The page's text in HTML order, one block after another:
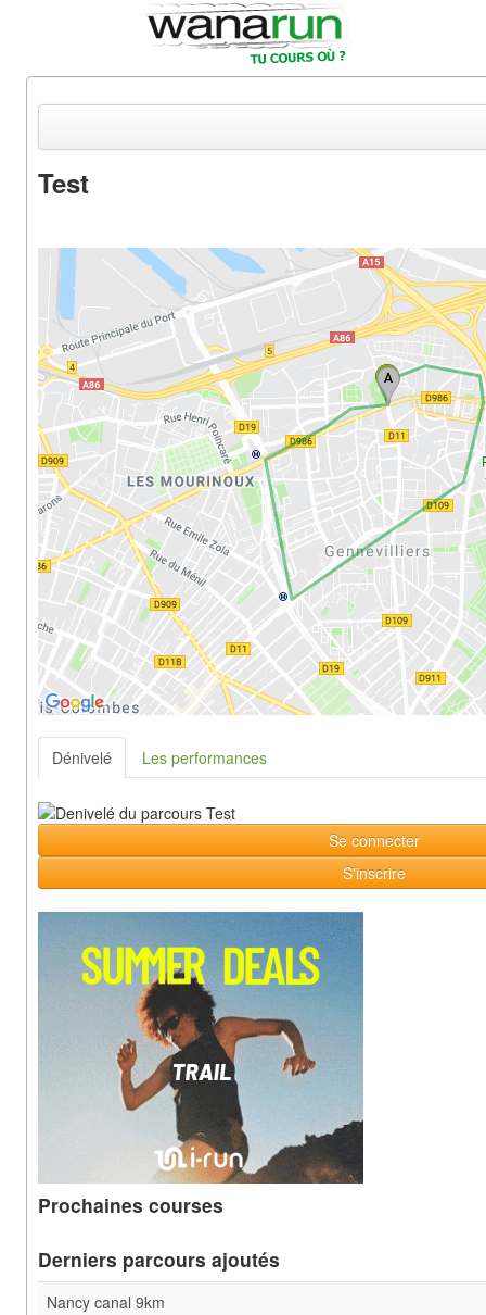
Equipements & Tests
Parcours & Courses
Outils & Réseaux
Test
Dénivelé Les performances
Se connecter
S'inscrire
Prochaines courses
Derniers parcours ajoutés
Nancy canal 9km